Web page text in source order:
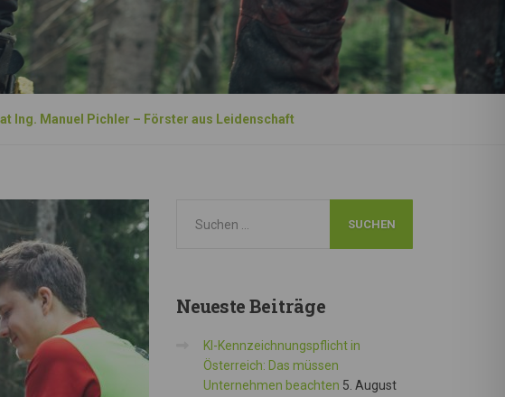
Ing. Manuel Pichler – Förster aus Leidenschaft
NeuesteBeiträge
KI-Kennzeichnungspflicht in
Österreich: Das müssen
Unternehmen beachten 5. August